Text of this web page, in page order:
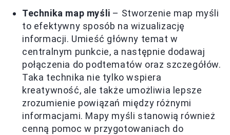
Technika map myśli – Stworzenie map myśli
to efektywny sposób na wizualizację
informacji. Umieść główny temat w
centralnym punkcie, a następnie dodawaj
połączenia do podtematów oraz szczegółów.
Taka technika nie tylko wspiera
kreatywność, ale także umożliwia lepsze
zrozumienie powiązań między różnymi
informacjami. Mapy myśli stanowią również
cenną pomoc w przygotowaniach do